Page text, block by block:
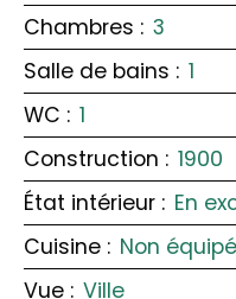
Chambres : 3
Salle de bains : 1
WC : 1
Construction : 1900
État intérieur : En
Cuisine : Non
Vue : Ville